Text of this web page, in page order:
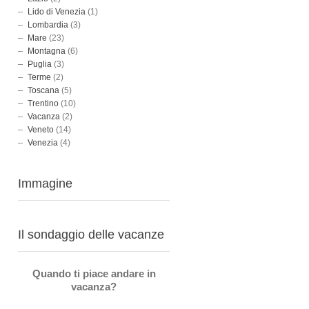
Lido di Venezia (1)
Lombardia (3)
Mare (23)
Montagna (6)
Puglia (3)
Terme (2)
Toscana (5)
Trentino (10)
Vacanza (2)
Veneto (14)
Venezia (4)
Immagine
Il sondaggio delle vacanze
Quando ti piace andare in
vacanza?